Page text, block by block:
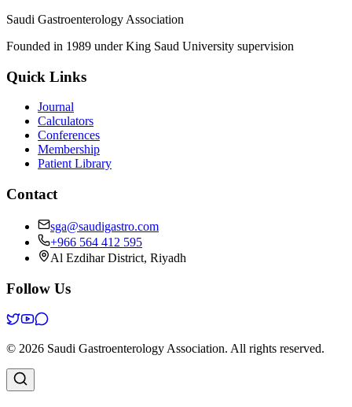
Saudi Gastroenterology Association
Founded in 1989 under King Saud University supervision
Quick Links
Journal
Calculators
Conferences
Membership
Patient Library
Contact
sga@saudigastro.com
+966 564 412 595
Al Ezdihar District, Riyadh
Follow Us
© 2026 Saudi Gastroenterology Association. All rights reserved.